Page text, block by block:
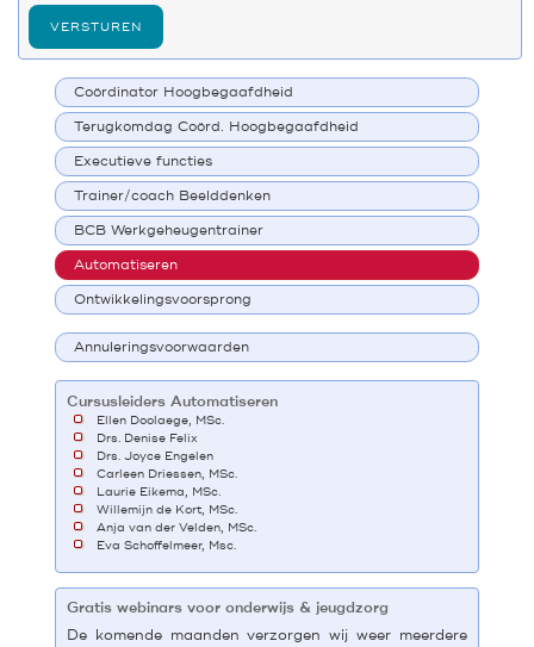
VERSTUREN
Coördinator Hoogbegaafdheid
Terugkomdag Coörd. Hoogbegaafdheid
Executieve functies
Trainer/coach Beelddenken
BCB Werkgeheugentrainer
Automatiseren
Ontwikkelingsvoorsprong
Annuleringsvoorwaarden
Cursusleiders Automatiseren
Ellen Doolaege, MSc.
Drs. Denise Felix
Drs. Joyce Engelen
Carleen Driessen, MSc.
Laurie Eikema, MSc.
Willemijn de Kort, MSc.
Anja van der Velden, MSc.
Eva Schoffelmeer, Msc.
Gratis webinars voor onderwijs & jeugdzorg
De komende maanden verzorgen wij weer meerdere